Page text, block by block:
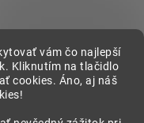
vám čo najlepší
Kliknutím na tlačidlo
cookies. Áno, aj náš